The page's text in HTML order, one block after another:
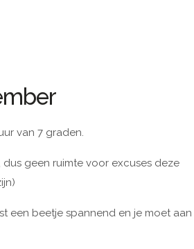
van 7 graden.
geen ruimte voor excuses deze
een beetje spannend en je moet aan